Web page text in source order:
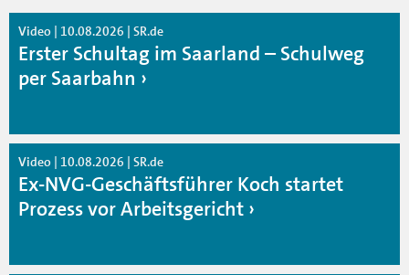
Video | 10.08.2026 | SR.de
Erster Schultag im Saarland – Schulweg
per Saarbahn
Video | 10.08.2026 | SR.de
Ex-NVG-Geschäftsführer Koch startet
Prozess vor Arbeitsgericht